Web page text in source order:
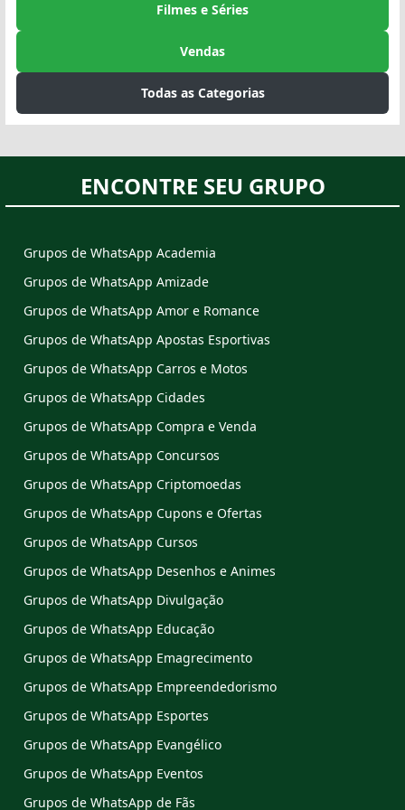
Filmes e Séries
Vendas
Todas as Categorias
ENCONTRE SEU GRUPO
Grupos de WhatsApp Academia
Grupos de WhatsApp Amizade
Grupos de WhatsApp Amor e Romance
Grupos de WhatsApp Apostas Esportivas
Grupos de WhatsApp Carros e Motos
Grupos de WhatsApp Cidades
Grupos de WhatsApp Compra e Venda
Grupos de WhatsApp Concursos
Grupos de WhatsApp Criptomoedas
Grupos de WhatsApp Cupons e Ofertas
Grupos de WhatsApp Cursos
Grupos de WhatsApp Desenhos e Animes
Grupos de WhatsApp Divulgação
Grupos de WhatsApp Educação
Grupos de WhatsApp Emagrecimento
Grupos de WhatsApp Empreendedorismo
Grupos de WhatsApp Esportes
Grupos de WhatsApp Evangélico
Grupos de WhatsApp Eventos
Grupos de WhatsApp de Fãs